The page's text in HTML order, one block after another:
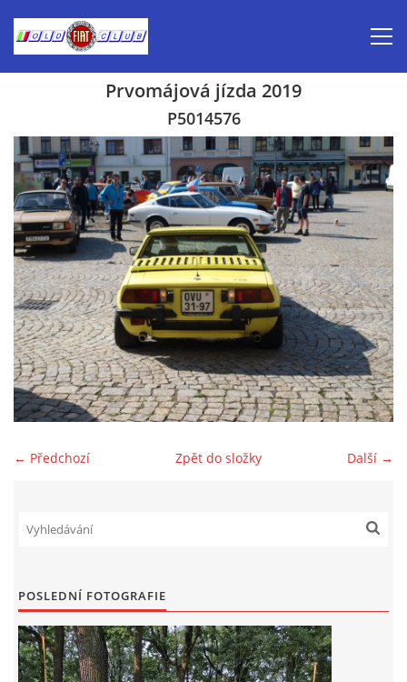
Inzerce prodej
Aktuálně-pozvánky
Kalendář veteránských akcí 2026
Prvomájová jízda 2026
Old Fiat Club historie
Vývozy a osvědčení
Benzín - Čas bioblaženosti přichází
Prvomájová jízda 2019
P5014576
← Předchozí Další →
Zpět do složky
POSLEDNÍ FOTOGRAFIE